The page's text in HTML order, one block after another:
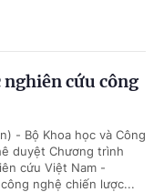
cứu công
- Bộ Khoa học và Công
duyệt Chương trình
cứu Việt Nam -
nghệ chiến lược...